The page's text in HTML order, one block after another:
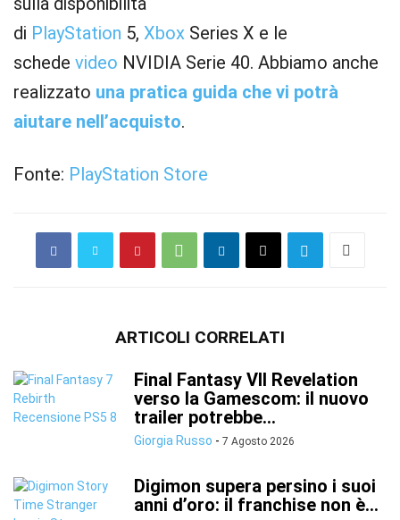
di PlayStation 5, Xbox Series X e le
schede video NVIDIA Serie 40. Abbiamo anche
realizzato una pratica guida che vi potrà
aiutare nell’acquisto.
Fonte: PlayStation Store
ARTICOLI CORRELATI
Final Fantasy VII Revelation
verso la Gamescom: il nuovo
trailer potrebbe...
Giorgia Russo - 7 Agosto 2026
Digimon supera persino i suoi
anni d’oro: il franchise non è...